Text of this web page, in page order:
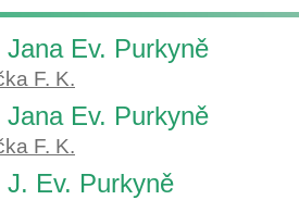
Ev. Purkyně
F. K.
Ev. Purkyně
F. K.
Ev. Purkyně